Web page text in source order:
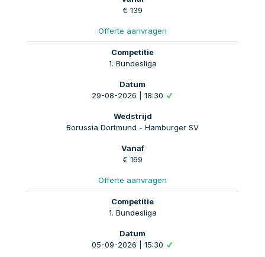
€ 139
Offerte aanvragen
1. Bundesliga
29-08-2026 | 18:30
Borussia Dortmund - Hamburger SV
€ 169
Offerte aanvragen
1. Bundesliga
05-09-2026 | 15:30